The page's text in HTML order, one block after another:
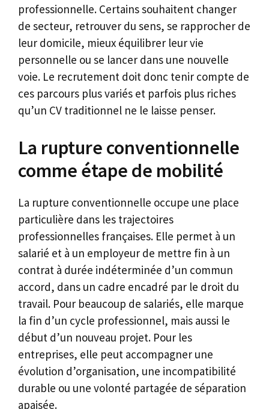
professionnelle. Certains souhaitent changer
de secteur, retrouver du sens, se rapprocher de
leur domicile, mieux équilibrer leur vie
personnelle ou se lancer dans une nouvelle
voie. Le recrutement doit donc tenir compte de
ces parcours plus variés et parfois plus riches
qu’un CV traditionnel ne le laisse penser.
La rupture conventionnelle
comme étape de mobilité
La rupture conventionnelle occupe une place
particulière dans les trajectoires
professionnelles françaises. Elle permet à un
salarié et à un employeur de mettre fin à un
contrat à durée indéterminée d’un commun
accord, dans un cadre encadré par le droit du
travail. Pour beaucoup de salariés, elle marque
la fin d’un cycle professionnel, mais aussi le
début d’un nouveau projet. Pour les
entreprises, elle peut accompagner une
évolution d’organisation, une incompatibilité
durable ou une volonté partagée de séparation
apaisée.